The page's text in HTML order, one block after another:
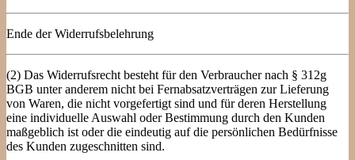
Ende der Widerrufsbelehrung
(2) Das Widerrufsrecht besteht für den Verbraucher nach § 312g
BGB unter anderem nicht bei Fernabsatzverträgen zur Lieferung
von Waren, die nicht vorgefertigt sind und für deren Herstellung
eine individuelle Auswahl oder Bestimmung durch den Kunden
maßgeblich ist oder die eindeutig auf die persönlichen Bedürfnisse
des Kunden zugeschnitten sind.